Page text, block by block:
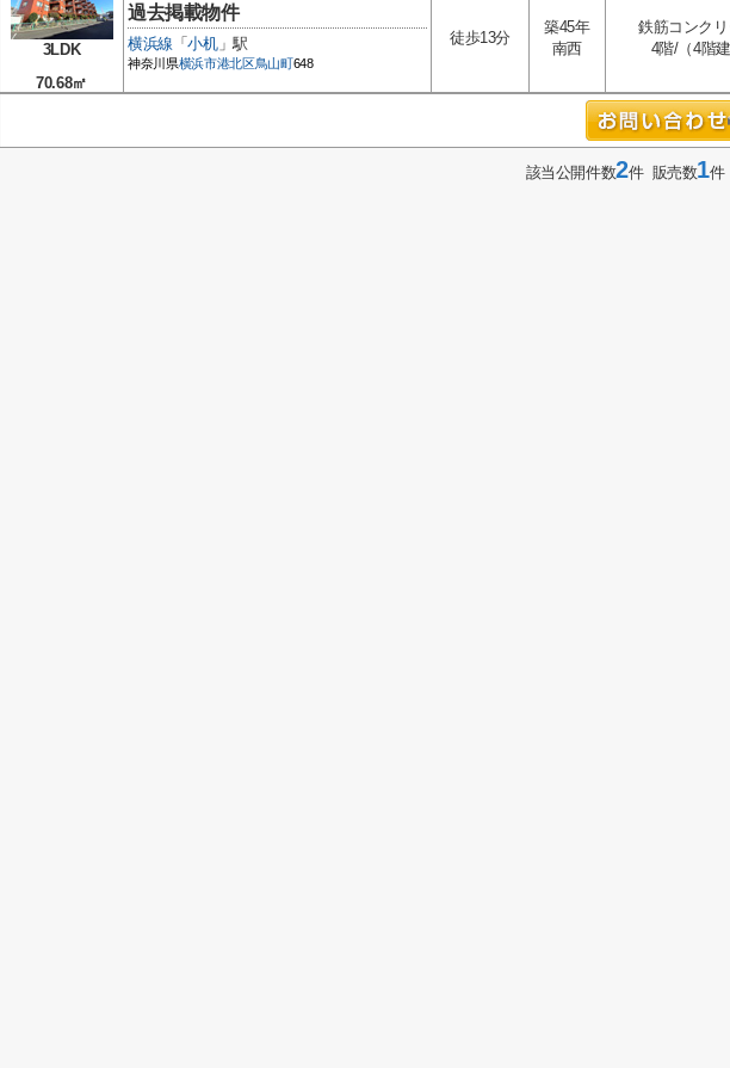
3LDK
70.68㎡
過去掲載物件
横浜線 「小机」駅
神奈川県横浜市港北区 鳥山町648
徒歩13分
築45年
南西
鉄筋コンクリ
4階/（4階建
該当公開件数2件 販売数1件